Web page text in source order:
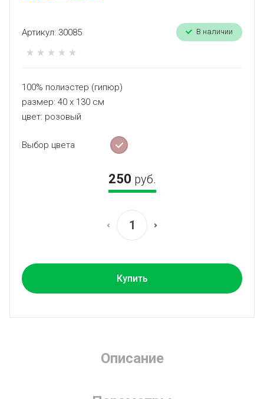
Артикул: 30085 В наличии
250 руб.
Купить
100% полиэстер (гипюр)
размер: 40 х 130 см
цвет: розовый
Выбор цвета
Описание